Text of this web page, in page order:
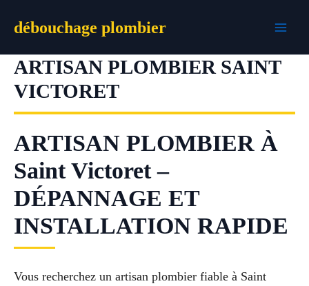
débouchage plombier
ARTISAN PLOMBIER SAINT
VICTORET
ARTISAN PLOMBIER À
Saint Victoret –
DÉPANNAGE ET
INSTALLATION RAPIDE
Vous recherchez un artisan plombier fiable à Saint